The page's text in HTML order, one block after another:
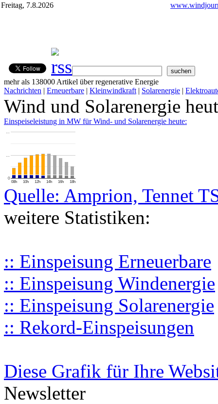
Freitag, 7.8.2026
mehr als 138000 Artikel über regenerative Energie
Nachrichten | Erneuerbare | Kleinwindkraft | Solarenergie |
Wind und Solarenergie
Einspeiseleistung in MW für Wind- und Solarenergie heute:
08h 10h 12h 14h 16h 18h
0
…
…
Quelle: Amprion, Tennet
weitere Statistiken:
:: Einspeisung Erneuerbare
:: Einspeisung Windenergie
:: Einspeisung Solarenergie
:: Rekord-Einspeisungen
Diese Grafik für Ihre
Newsletter